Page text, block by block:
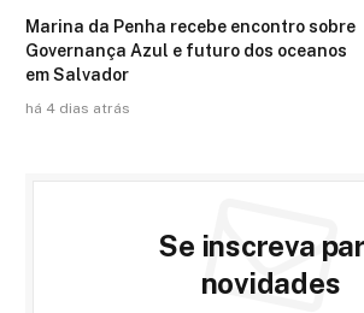
Marina da Penha recebe encontro sobre
Governança Azul e futuro dos oceanos
em Salvador
há 4 dias atrás
Se inscreva
novidades